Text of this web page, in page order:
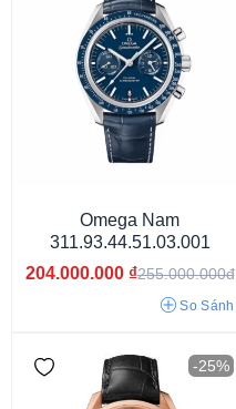
Omega Nam
311.93.44.51.03.001
204.000.000 ₫255.000.000đ
So Sánh
-25%